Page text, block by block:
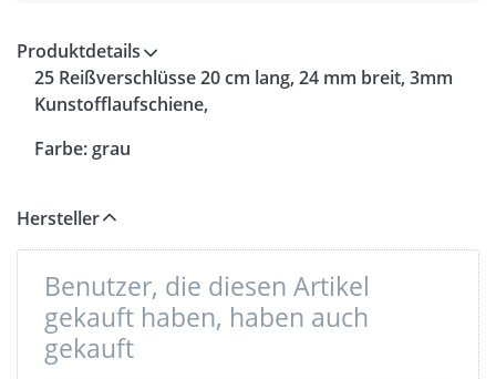
Produktdetails
25 Reißverschlüsse 20 cm lang, 24 mm breit, 3mm
Kunstofflaufschiene,
Farbe: grau
Hersteller
Benutzer, die diesen Artikel
gekauft haben, haben auch
gekauft